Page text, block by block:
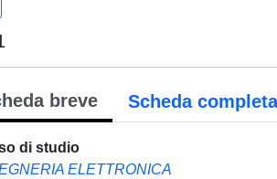
breve Scheda completa
di studio
ELETTRONICA